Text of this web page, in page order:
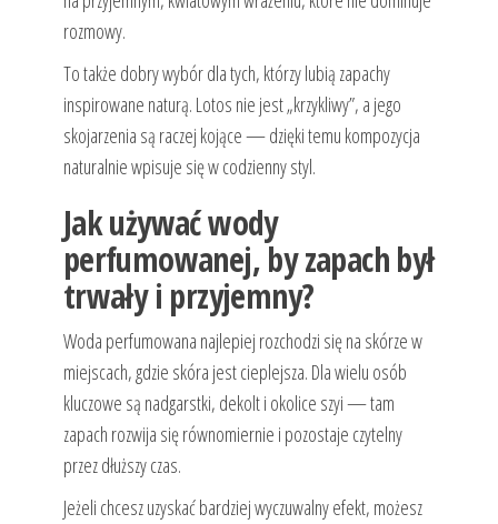
rozmowy.
To także dobry wybór dla tych, którzy lubią zapachy
inspirowane naturą. Lotos nie jest „krzykliwy”, a jego
skojarzenia są raczej kojące — dzięki temu kompozycja
naturalnie wpisuje się w codzienny styl.
Jak używać wody
perfumowanej, by zapach był
trwały i przyjemny?
Woda perfumowana najlepiej rozchodzi się na skórze w
miejscach, gdzie skóra jest cieplejsza. Dla wielu osób
kluczowe są nadgarstki, dekolt i okolice szyi — tam
zapach rozwija się równomiernie i pozostaje czytelny
przez dłuższy czas.
Jeżeli chcesz uzyskać bardziej wyczuwalny efekt, możesz